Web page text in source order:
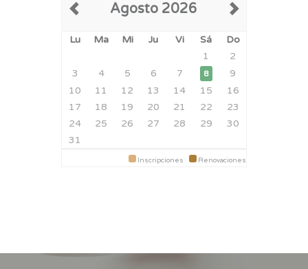
Agosto 2026
Lu Ma Mi Ju Vi Sá
Do
1
2
3
4 5 6 7 8
9
10
11 12 13 14 15
16
17
18 19 20 21 22
23
24
25 26 27 28 29
30
31
Inscripciones Renovaciones